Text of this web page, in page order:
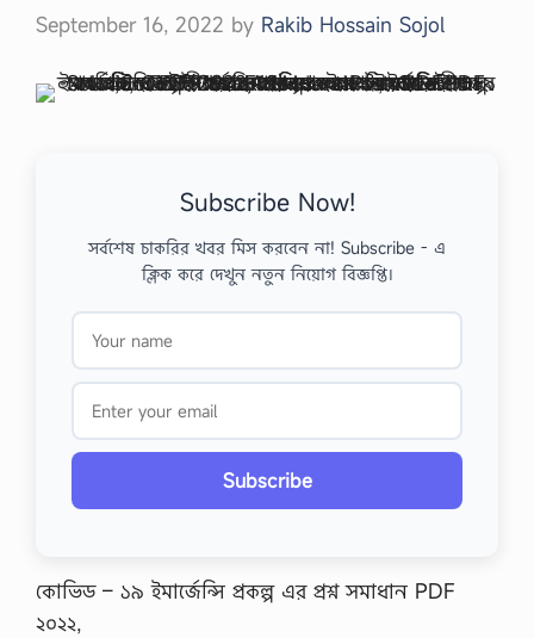
September 16, 2022 by Rakib Hossain Sojol
Subscribe Now!
সর্বশেষ চাকরির খবর মিস করবেন না! Subscribe - এ
ক্লিক করে দেখুন নতুন নিয়োগ বিজ্ঞপ্তি।
Subscribe
কোভিড – ১৯ ইমার্জেন্সি প্রকল্প এর প্রশ্ন সমাধান PDF
২০২২,